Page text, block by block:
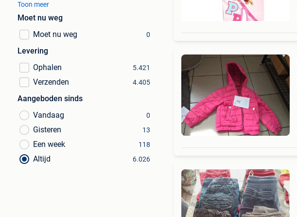
Toon meer
Moet nu weg
Moet nu weg
0
Levering
Ophalen
5.421
Verzenden 4.405
Aangeboden sinds
Vandaag
0
Gisteren 13
Een week 118
Altijd 6.026